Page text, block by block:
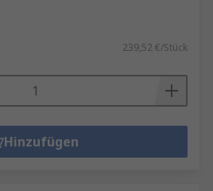
239,52 €/Stück
Hinzufügen